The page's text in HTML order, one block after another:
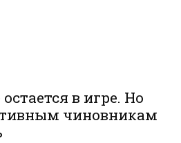
в игре. Но
чиновникам